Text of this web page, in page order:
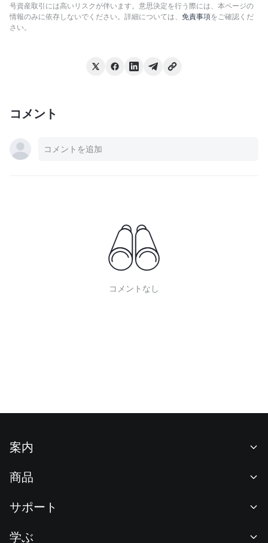
号資産取引には高いリスクが伴います。意思決定を行う際には、本ページの
情報のみに依存しないでください。詳細については、 免責事項をご確認くだ
さい。
コメント
コメントなし
案内
ニュースルーム
F1 Oracle Red Bull Racing 公式スポンサー
商品
現物取引
サポート
学ぶ